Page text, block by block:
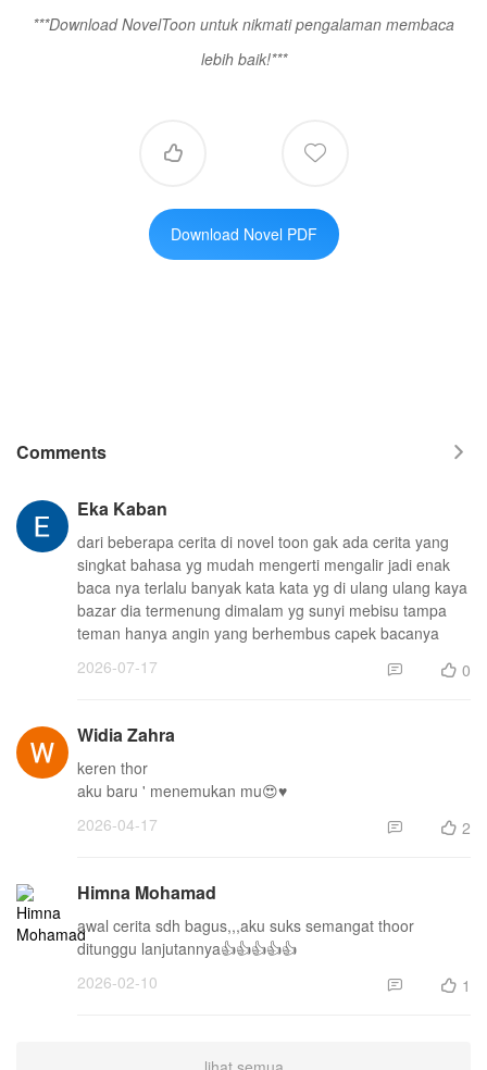
***Download NovelToon untuk nikmati pengalaman membaca
lebih baik!***
 
Download Novel PDF
Comments 
Eka Kaban
dari beberapa cerita di novel toon gak ada cerita yang
singkat bahasa yg mudah mengerti mengalir jadi enak
baca nya terlalu banyak kata kata yg di ulang ulang kaya
bazar dia termenung dimalam yg sunyi mebisu tampa
teman hanya angin yang berhembus capek bacanya
2026-07-17
  0
Widia Zahra
keren thor
aku baru ' menemukan mu😍♥️
2026-04-17
  2
Himna Mohamad
awal cerita sdh bagus,,,aku suks semangat thoor
ditunggu lanjutannya👍👍👍👍👍
2026-02-10
  1